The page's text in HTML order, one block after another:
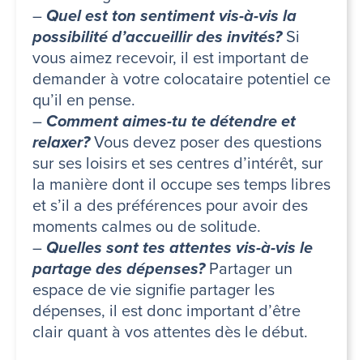
– Quel est ton sentiment vis-à-vis la
possibilité d’accueillir des invités?Si
vous aimez recevoir, il est important de
demander à votre colocataire potentiel ce
qu’il en pense.
– Comment aimes-tu te détendre et
relaxer?Vous devez poser des questions
sur ses loisirs et ses centres d’intérêt, sur
la manière dont il occupe ses temps libres
et s’il a des préférences pour avoir des
moments calmes ou de solitude.
– Quelles sont tes attentes vis-à-vis le
partage des dépenses?Partager un
espace de vie signifie partager les
dépenses, il est donc important d’être
clair quant à vos attentes dès le début.